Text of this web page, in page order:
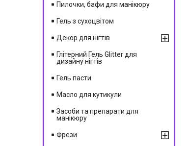
Пилочки, бафи для манікюру
Гель з сухоцвітом
Декор для нігтів
Глітерний Гель Glitter для
дизайну нігтів
Гель пасти
Масло для кутикули
Засоби та препарати для
манікюру
Фрези